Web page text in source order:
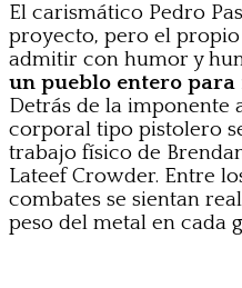
El carismático Pedro
proyecto, pero el
admitir con humor y
un pueblo entero
Detrás de la imponente
corporal tipo pistolero
trabajo físico de
Lateef Crowder. Entre
combates se sientan
peso del metal en cada